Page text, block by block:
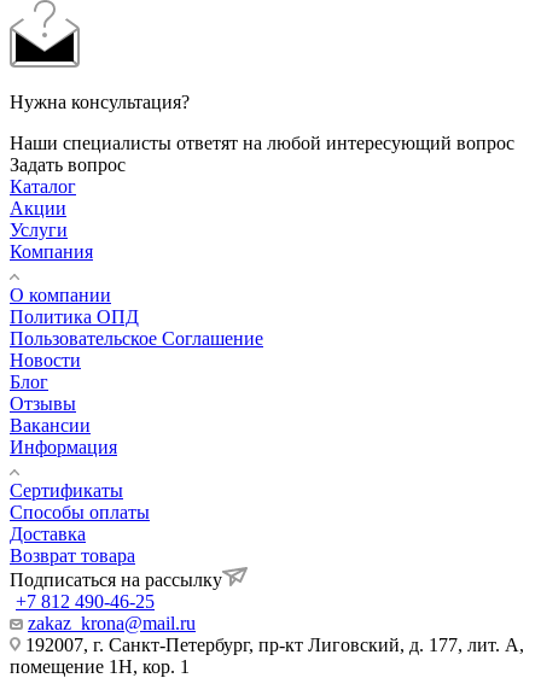
Нужна консультация?
Наши специалисты ответят на любой интересующий вопрос
Задать вопрос
Каталог
Акции
Услуги
Компания
О компании
Политика ОПД
Пользовательское Соглашение
Новости
Блог
Отзывы
Вакансии
Информация
Сертификаты
Способы оплаты
Доставка
Возврат товара
Подписаться на рассылку
+7 812 490-46-25
zakaz_krona@mail.ru
192007, г. Санкт-Петербург, пр-кт Лиговский, д. 177, лит. А,
помещение 1Н, кор. 1